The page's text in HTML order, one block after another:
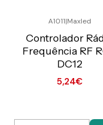
C/IVA
A1011|Maxled
Controlador
Frequência RF
DC12
5,24€